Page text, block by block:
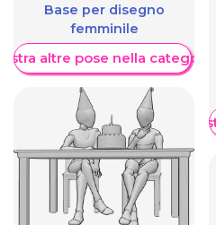
Base per disegno
femminile
altre pose nella categoria